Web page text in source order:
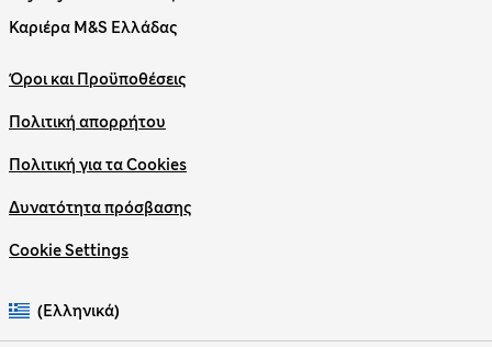
Καριέρα M&S Ελλάδας
Όροι και Προϋποθέσεις
Πολιτική απορρήτου
Πολιτική για τα Cookies
Δυνατότητα πρόσβασης
Cookie Settings
(Ελληνικά)